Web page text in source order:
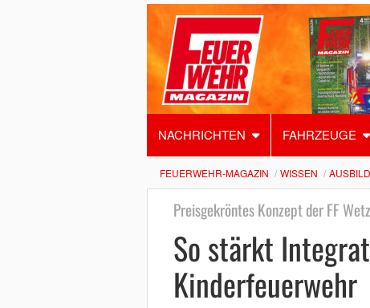
NACHRICHTEN FAHRZEUGE
FEUERWEHR-MAGAZIN WISSEN
Preisgekröntes Konzept der FF
So stärkt
Kinderfeuerwehr